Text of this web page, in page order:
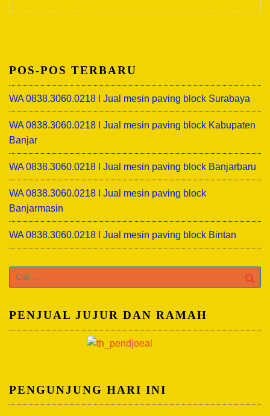
POS-POS TERBARU
WA 0838.3060.0218 I Jual mesin paving block Surabaya
WA 0838.3060.0218 I Jual mesin paving block Kabupaten
Banjar
WA 0838.3060.0218 I Jual mesin paving block Banjarbaru
WA 0838.3060.0218 I Jual mesin paving block
Banjarmasin
WA 0838.3060.0218 I Jual mesin paving block Bintan
Cari
untuk:
PENJUAL JUJUR DAN RAMAH
PENGUNJUNG HARI INI